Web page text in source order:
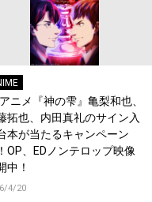
ニメ『神の雫』亀梨和也、
拓也、内田真礼のサイン入
本が当たるキャンペーン
OP、EDノンテロップ映像
中！
4/20